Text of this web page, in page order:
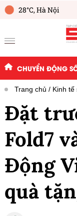
28°C,Hà Nội
CHUYỂN ĐỘNG
Trang chủ Kinh tế
Đặt
Fold7
Động
quà